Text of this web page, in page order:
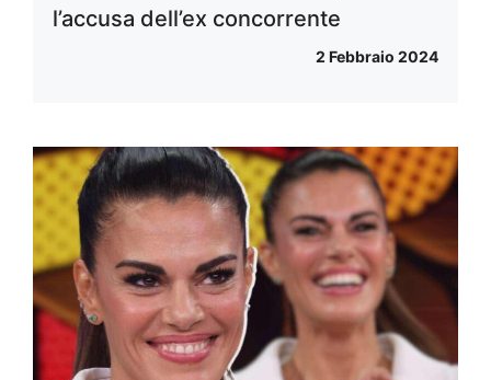
l’accusa dell’ex concorrente
2 Febbraio 2024